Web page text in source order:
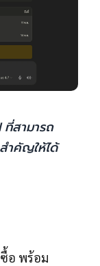
สามารถ
ำคัญให้ได้
อ พร้อม